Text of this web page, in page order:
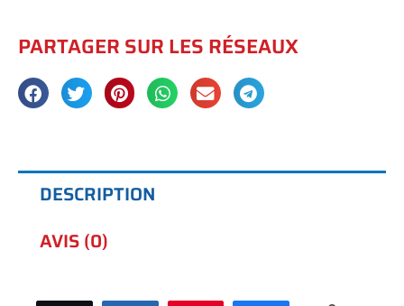
quantité
PARTAGER SUR LES RÉSEAUX
DESCRIPTION
AVIS (0)